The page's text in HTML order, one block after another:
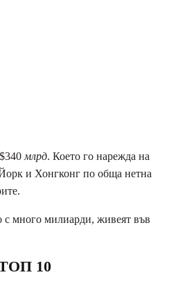
млрд. Което го нарежда на
и Хонгконг по обща нетна
много милиарди, живеят във
10